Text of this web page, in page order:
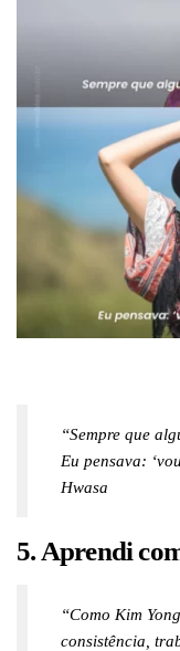
“Sempre que
Eu pensava:
Hwasa
5. Aprendi
“Como Kim
consistência,